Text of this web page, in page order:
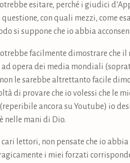
esitare, perché i giudici
con quali mezzi, come
si suppone che io abbia
facilmente dimostrare che
ad opera dei media mondiali
le sarebbe altrettanto facile
di provare che io volessi che le
ancora su Youtube) io
nelle mani di Dio.
lettori, non pensate che io
i miei forzati